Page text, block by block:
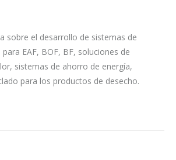
sobre el desarrollo de sistemas de
EAF, BOF, BF, soluciones de
sistemas de ahorro de energía,
para los productos de desecho.